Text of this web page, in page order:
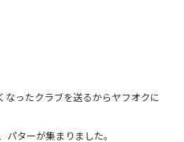
ったクラブを送るからヤフオクに
ターが集まりました。